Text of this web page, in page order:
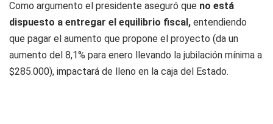
Como argumento el presidente aseguró que no está
dispuesto a entregar el equilibrio fiscal, entendiendo
que pagar el aumento que propone el proyecto (da un
aumento del 8,1% para enero llevando la jubilación mínima a
$285.000), impactará de lleno en la caja del Estado.